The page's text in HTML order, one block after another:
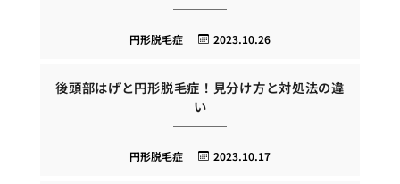
2023.10.26
円形脱毛症
後頭部はげと円形脱毛症！見分け方と対処法の違
い
2023.10.17
円形脱毛症